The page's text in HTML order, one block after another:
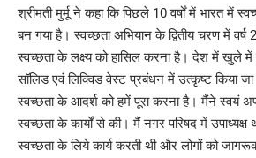
श्रीमती मुर्मू ने कहा कि पिछले 10 वर्षों में भारत में
बन गया है। स्वच्छता अभियान के द्वितीय चरण में
स्वच्छता के लक्ष्य को हासिल करना है। देश में खुले में
सॉलिड एवं लिक्विड वेस्ट प्रबंधन में उत्कृष्ट किया जा
स्वच्छता के आदर्श को हमें पूरा करना है। मैंने स्वयं
स्वच्छता के कार्यों से की। मैं नगर परिषद में उपाध्यक्ष
स्वच्छता के लिये कार्य करती थी और लोगों को